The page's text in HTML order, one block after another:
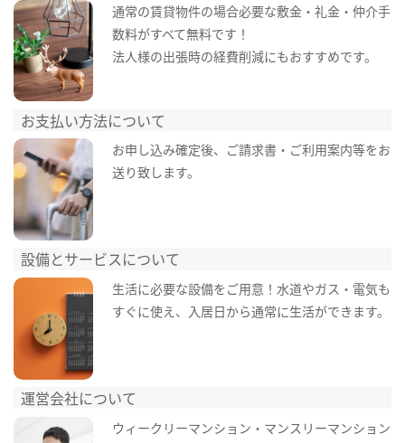
通常の賃貸物件の場合必要な敷金・礼金・仲介手
数料がすべて無料です！
法人様の出張時の経費削減にもおすすめです。
お支払い方法について
お申し込み確定後、ご請求書・ご利用案内等をお
送り致します。
設備とサービスについて
生活に必要な設備をご用意！水道やガス・電気も
すぐに使え、入居日から通常に生活ができます。
運営会社について
ウィークリーマンション・マンスリーマンション